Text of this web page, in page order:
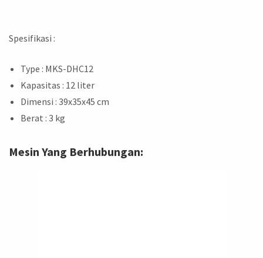
Spesifikasi :
Type : MKS-DHC12
Kapasitas : 12 liter
Dimensi : 39x35x45 cm
Berat : 3 kg
Mesin Yang Berhubungan: